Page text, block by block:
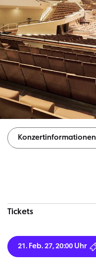
Konzertinformationen
Tickets
21. Feb. 27, 20:00 Uhr